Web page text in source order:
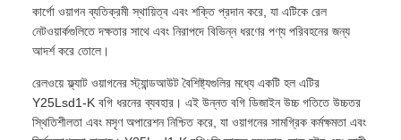
কার্গো ওয়াগন ব্যতিক্রমী স্থায়িত্ব এবং শক্তি প্রদান করে, যা এটিকে রেল
নেটওয়ার্কগুলিতে দক্ষতার সাথে এবং নিরাপদে বিভিন্ন ধরণের পণ্য পরিবহনের জন্য
আদর্শ করে তোলে।
রেলওয়ে ফ্ল্যাট ওয়াগনের স্ট্যান্ডআউট বৈশিষ্ট্যগুলির মধ্যে একটি হল এটির
Y25Lsd1-K বগি ধরনের ব্যবহার। এই উন্নত বগি ডিজাইন উচ্চ গতিতে উচ্চতর
স্থিতিশীলতা এবং মসৃণ অপারেশন নিশ্চিত করে, যা ওয়াগনের সামগ্রিক কর্মক্ষমতা এবং